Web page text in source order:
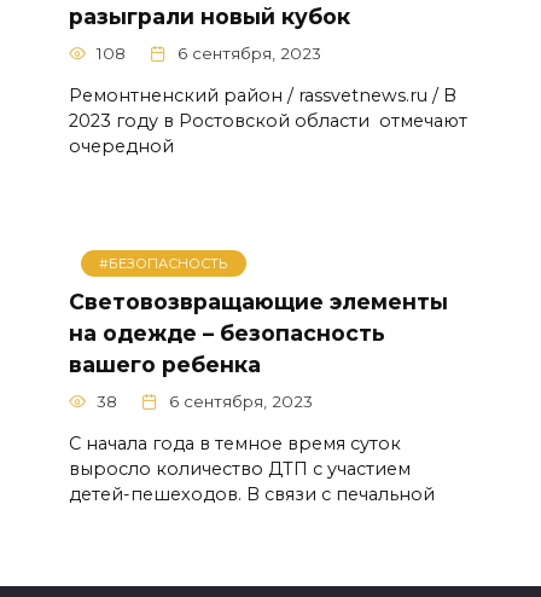
разыграли новый кубок
108 6 сентября, 2023
Ремонтненский район / rassvetnews.ru / В
2023 году в Ростовской области отмечают
очередной
#БЕЗОПАСНОСТЬ
Световозвращающие элементы
на одежде – безопасность
вашего ребенка
38 6 сентября, 2023
С начала года в темное время суток
выросло количество ДТП с участием
детей-пешеходов. В связи с печальной